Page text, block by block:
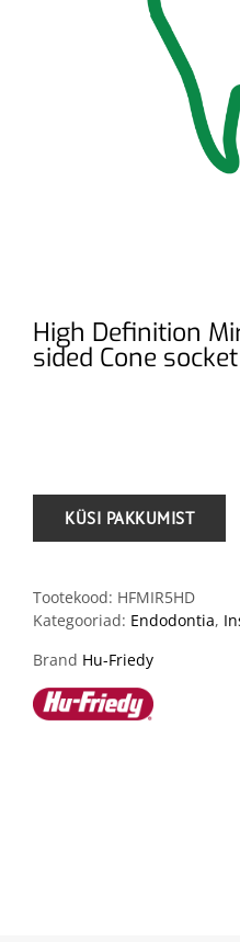
High Definition
sided Cone socket
Tootekood: HFMIR5HD
Kategooriad: Endodontia,
Brand Hu-Friedy